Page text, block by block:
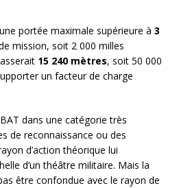
portée maximale supérieure à 3
mission, soit 2 000 milles
15 240 mètres, soit 50 000
un facteur de charge
dans une catégorie très
de reconnaissance ou des
d’action théorique lui
d’un théâtre militaire. Mais la
être confondue avec le rayon de